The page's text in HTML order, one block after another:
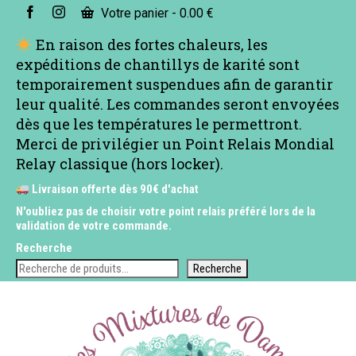
Votre panier - 0.00 €
En raison des fortes chaleurs, les
expéditions de chantillys de karité sont
temporairement suspendues afin de garantir
leur qualité. Les commandes seront envoyées
dès que les températures le permettront.
Merci de privilégier un Point Relais Mondial
Relay classique (hors locker).
Livraison offerte dès 90€ d'achat
N'oubliez pas de choisir votre point relais préféré lors de la
validation de votre commande.
Recherche
Recherche